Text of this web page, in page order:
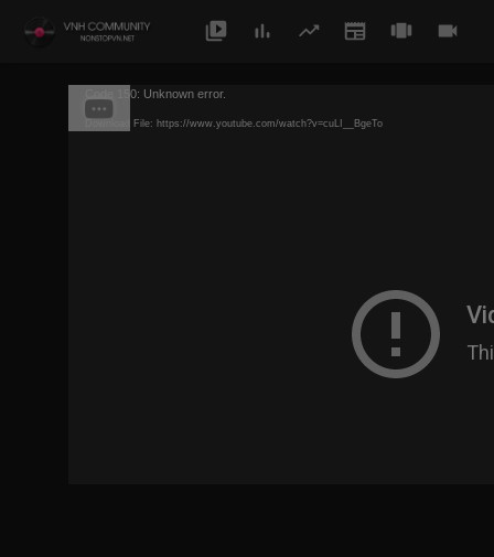
Code 150: Unknown error.
Download File: https://www.youtube.com/watch?v=cuLI__BgeTo